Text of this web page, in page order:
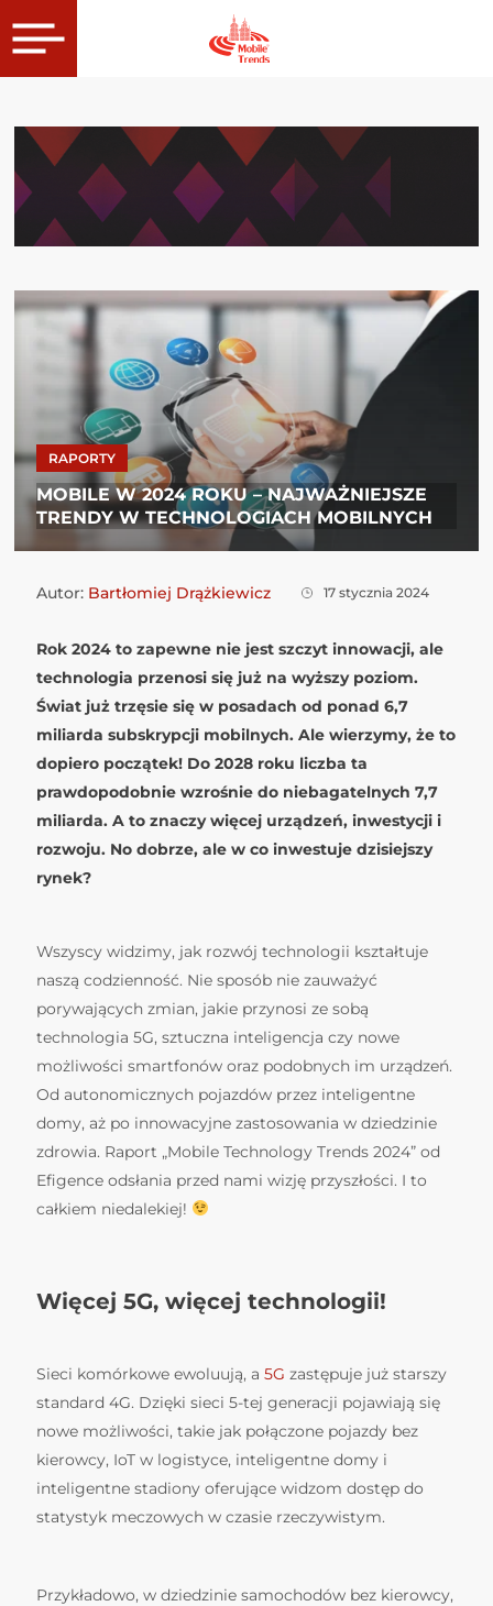
RAPORTY
MOBILE W 2024 ROKU – NAJWAŻNIEJSZE
TRENDY W TECHNOLOGIACH MOBILNYCH
Autor: Bartłomiej Drążkiewicz 17 stycznia 2024
Rok 2024 to zapewne nie jest szczyt innowacji, ale
technologia przenosi się już na wyższy poziom.
Świat już trzęsie się w posadach od ponad 6,7
miliarda subskrypcji mobilnych. Ale wierzymy, że to
dopiero początek! Do 2028 roku liczba ta
prawdopodobnie wzrośnie do niebagatelnych 7,7
miliarda. A to znaczy więcej urządzeń, inwestycji i
rozwoju. No dobrze, ale w co inwestuje dzisiejszy
rynek?
Wszyscy widzimy, jak rozwój technologii kształtuje
naszą codzienność. Nie sposób nie zauważyć
porywających zmian, jakie przynosi ze sobą
technologia 5G, sztuczna inteligencja czy nowe
możliwości smartfonów oraz podobnych im urządzeń.
Od autonomicznych pojazdów przez inteligentne
domy, aż po innowacyjne zastosowania w dziedzinie
zdrowia. Raport „Mobile Technology Trends 2024” od
Efigence odsłania przed nami wizję przyszłości. I to
całkiem niedalekiej!
Więcej 5G, więcej technologii!
Sieci komórkowe ewoluują, a 5G zastępuje już starszy
standard 4G. Dzięki sieci 5-tej generacji pojawiają się
nowe możliwości, takie jak połączone pojazdy bez
kierowcy, IoT w logistyce, inteligentne domy i
inteligentne stadiony oferujące widzom dostęp do
statystyk meczowych w czasie rzeczywistym.
Przykładowo, w dziedzinie samochodów bez kierowcy,